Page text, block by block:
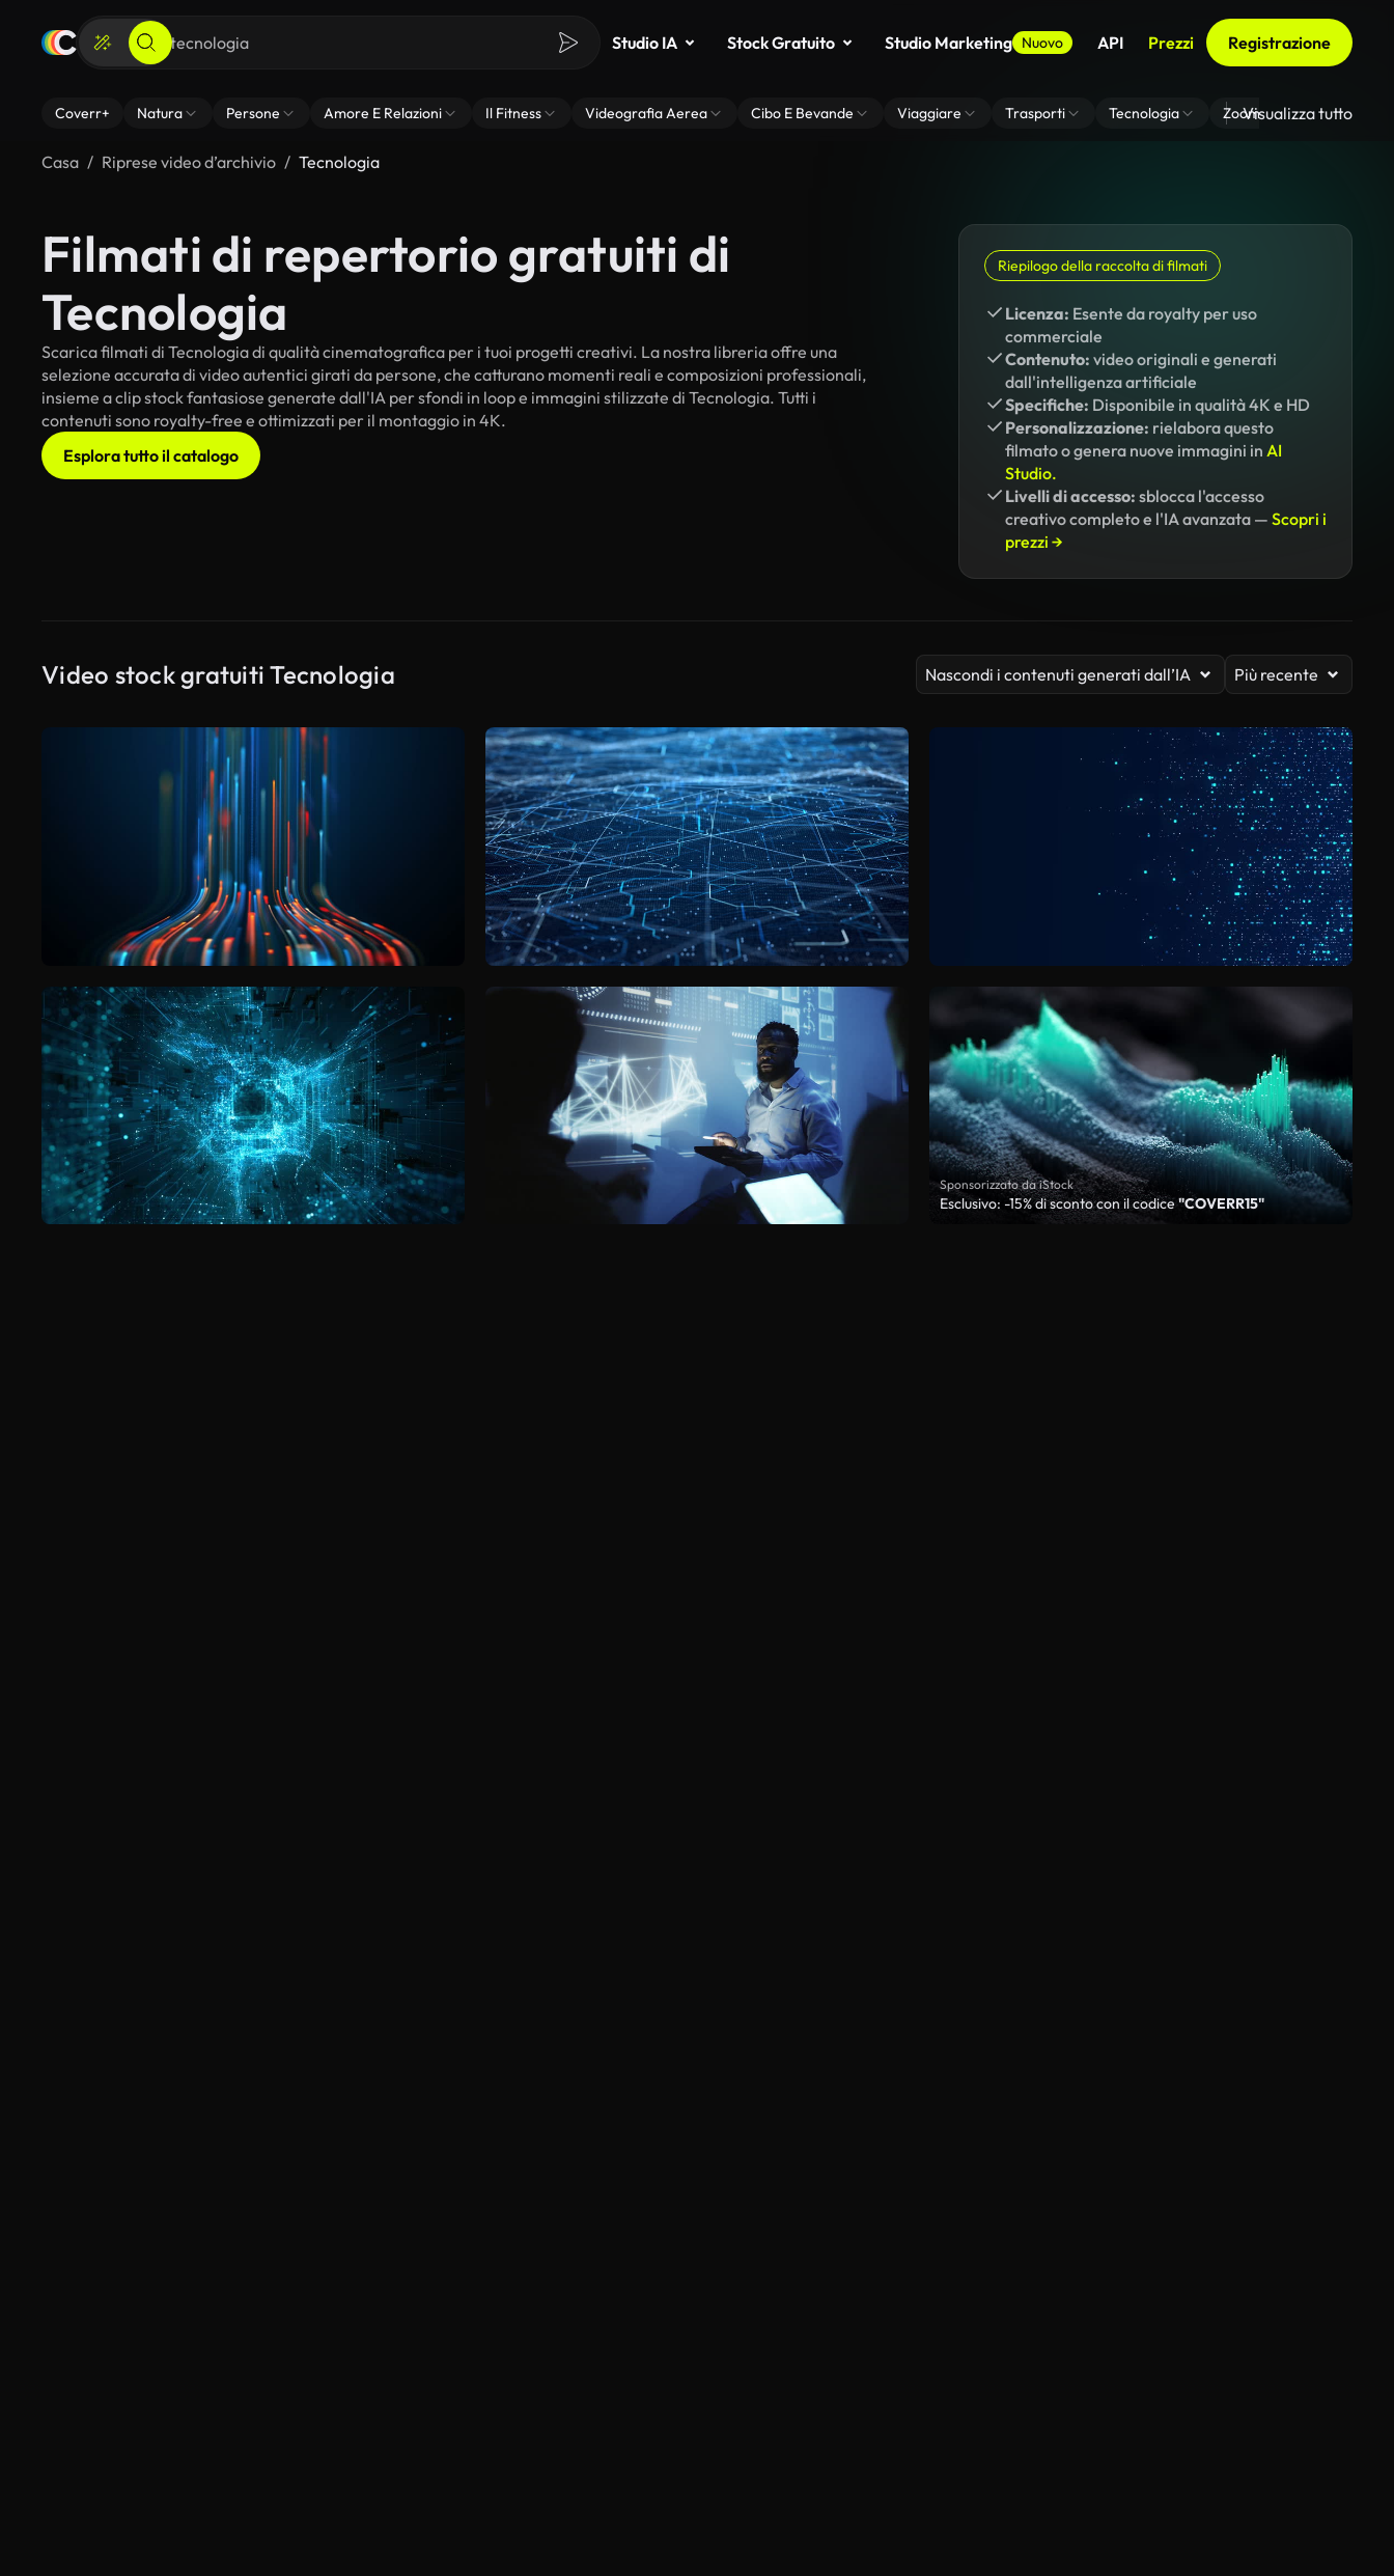
Studio IA Stock Gratuito Studio Marketing Nuovo API Prezzi Registrazione
Coverr+ Natura Persone Amore E Relazioni Il Fitness Videografia Aerea Cibo E Bevande Viaggiare Trasporti Tecnologia Zoom Di Sfondo Virtuale
Visualizza tutto
Casa Riprese video d’archivio Tecnologia
Filmati di repertorio gratuiti di
Tecnologia
Scarica filmati di Tecnologia di qualità cinematografica per i tuoi progetti creativi. La nostra libreria offre una
selezione accurata di video autentici girati da persone, che catturano momenti reali e composizioni professionali,
insieme a clip stock fantasiose generate dall'IA per sfondi in loop e immagini stilizzate di Tecnologia. Tutti i
contenuti sono royalty-free e ottimizzati per il montaggio in 4K.
Esplora tutto il catalogo
Riepilogo della raccolta di filmati
Licenza: Esente da royalty per uso
commerciale
Contenuto: video originali e generati
dall'intelligenza artificiale
Specifiche: Disponibile in qualità 4K e HD
Personalizzazione: rielabora questo
filmato o genera nuove immagini in AI
Studio.
Livelli di accesso: sblocca l'accesso
creativo completo e l'IA avanzata — Scopri i
prezzi →
Video stock gratuiti Tecnologia Nascondi i contenuti generati dall’IA Più recente
Sponsorizzato da iStock
Esclusivo: -15% di sconto con il codice "COVERR15"